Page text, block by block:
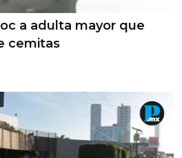
a adulta mayor que
cemitas